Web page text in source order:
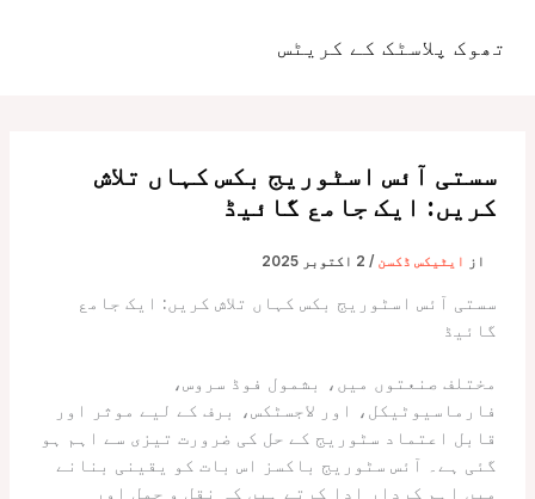
جائیں۔
تھوک پلاسٹک کے کریٹس
سستی آئس اسٹوریج بکس کہاں تلاش
کریں: ایک جامع گائیڈ
از ایٹیکس ڈکسن / 2 اکتوبر 2025
سستی آئس اسٹوریج بکس کہاں تلاش کریں: ایک جامع
گائیڈ
مختلف صنعتوں میں، بشمول فوڈ سروس،
فارماسیوٹیکل، اور لاجسٹکس، برف کے لیے موثر اور
قابل اعتماد سٹوریج کے حل کی ضرورت تیزی سے اہم ہو
گئی ہے۔ آئس سٹوریج باکسز اس بات کو یقینی بنانے
میں اہم کردار ادا کرتے ہیں کہ نقل و حمل اور